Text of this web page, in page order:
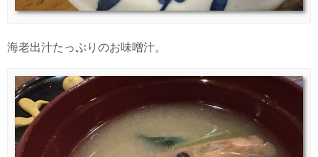
海老出汁たっぷりのお味噌汁。